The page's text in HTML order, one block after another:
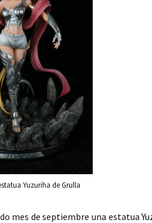
Yuzuriha de Grulla
mes de septiembre una estatua